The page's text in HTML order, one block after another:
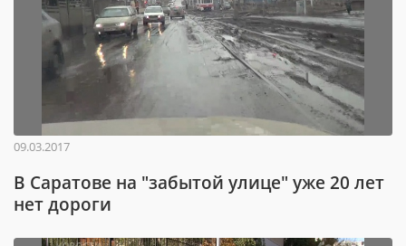
09.03.2017
В Саратове на "забытой улице" уже 20 лет
нет дороги